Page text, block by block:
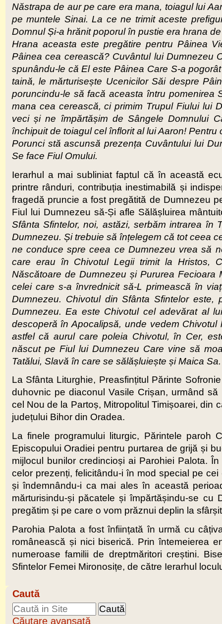
Năstrapa de aur pe care era mana, toiagul lui
pe muntele Sinai. La ce ne trimit aceste
Domnul Și-a hrănit poporul în pustie era hrana
Hrana aceasta este pregătire pentru Pâinea
Pâinea cea cerească? Cuvântul lui Dumnezeu
spunându-le că El este Pâinea Care S-a
taină, le mărturisește Ucenicilor Săi despre
poruncindu-le să facă aceasta întru pomenirea
mana cea cerească, ci primim Trupul Fiului lui
veci și ne împărtășim de Sângele Domnului
închipuit de toiagul cel înflorit al lui Aaron!
Porunci stă ascunsă prezența Cuvântului lui
Se face Fiul Omului.
Ierarhul a mai subliniat faptul că în această
printre rânduri, contribuția inestimabilă și
fragedă pruncie a fost pregătită de Dumnezeu
Fiul lui Dumnezeu să-Și afle Sălășluirea
Sfânta Sfintelor, noi, astăzi, serbăm intrarea
Dumnezeu. Și trebuie să înțelegem că tot ceea
ne conduce spre ceea ce Dumnezeu vrea să
care erau în Chivotul Legii trimit la Hristos,
Născătoare de Dumnezeu și Pururea
celei care s-a învrednicit să-L primească în
Dumnezeu. Chivotul din Sfânta Sfintelor
Dumnezeu. Ea este Chivotul cel adevărat al
descoperă în Apocalipsă, unde vedem
astfel că aurul care poleia Chivotul, în Cer,
născut pe Fiul lui Dumnezeu Care vine să
Tatălui, Slavă în care se sălășluiește și Maica
La Sfânta Liturghie, Preasfințitul Părinte
duhovnic pe diaconul Vasile Crișan, urmând
cel Nou de la Partoș, Mitropolitul Timișoarei, din
județului Bihor din Oradea.
La finele programului liturgic, Părintele paroh
Episcopului Oradiei pentru purtarea de grijă și
mijlocul bunilor credincioși ai Parohiei Palota.
celor prezenți, felicitându-i în mod special pe
și îndemnându-i ca mai ales în această
mărturisindu-și păcatele și împărtășindu-se
pregătim și pe care o vom prăznui deplin la
Parohia Palota a fost înființată în urmă cu
românească și nici biserică. Prin întemeierea
numeroase familii de dreptmăritori creștini.
Sfintelor Femei Mironosițe, de către Ierarhul
Caută
Căutare avansată